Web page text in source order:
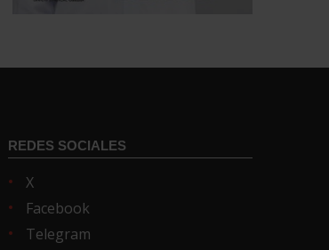
REDES SOCIALES
X
Facebook
Telegram